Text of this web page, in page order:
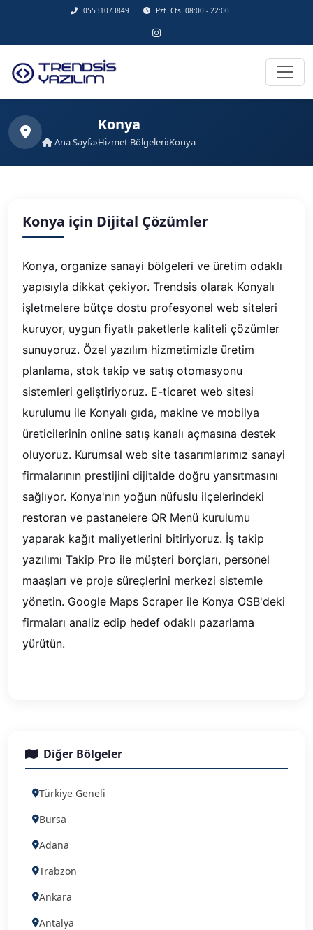
05531073849 Pzt. Cts. 08:00 - 22:00
Konya
Ana Sayfa›Hizmet Bölgeleri›Konya
Konya için Dijital Çözümler
Konya, organize sanayi bölgeleri ve üretim odaklı
yapısıyla dikkat çekiyor. Trendsis olarak Konyalı
işletmelere bütçe dostu profesyonel web siteleri
kuruyor, uygun fiyatlı paketlerle kaliteli çözümler
sunuyoruz. Özel yazılım hizmetimizle üretim
planlama, stok takip ve satış otomasyonu
sistemleri geliştiriyoruz. E-ticaret web sitesi
kurulumu ile Konyalı gıda, makine ve mobilya
üreticilerinin online satış kanalı açmasına destek
oluyoruz. Kurumsal web site tasarımlarımız sanayi
firmalarının prestijini dijitalde doğru yansıtmasını
sağlıyor. Konya'nın yoğun nüfuslu ilçelerindeki
restoran ve pastanelere QR Menü kurulumu
yaparak kağıt maliyetlerini bitiriyoruz. İş takip
yazılımı Takip Pro ile müşteri borçları, personel
maaşları ve proje süreçlerini merkezi sistemle
yönetin. Google Maps Scraper ile Konya OSB'deki
firmaları analiz edip hedef odaklı pazarlama
yürütün.
Diğer Bölgeler
Türkiye Geneli
Bursa
Adana
Trabzon
Ankara
Antalya